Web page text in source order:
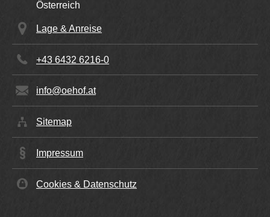
Österreich
Lage & Anreise
+43 6432 6216-0
info@oehof.at
Sitemap
Impressum
Cookies & Datenschutz